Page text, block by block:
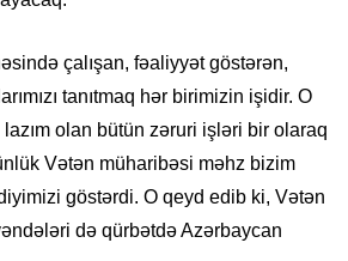
çalışan, fəaliyyət göstərən,
tanıtmaq hər birimizin işidir. O
olan bütün zəruri işləri bir olaraq
Vətən müharibəsi məhz bizim
göstərdi. O qeyd edib ki, Vətən
də qürbətdə Azərbaycan